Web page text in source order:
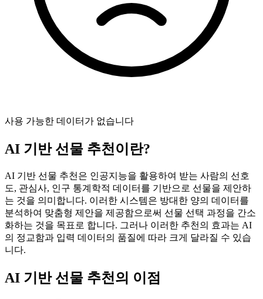
사용 가능한 데이터가 없습니다
AI 기반 선물 추천이란?
AI 기반 선물 추천은 인공지능을 활용하여 받는 사람의 선호
도, 관심사, 인구 통계학적 데이터를 기반으로 선물을 제안하
는 것을 의미합니다. 이러한 시스템은 방대한 양의 데이터를
분석하여 맞춤형 제안을 제공함으로써 선물 선택 과정을 간소
화하는 것을 목표로 합니다. 그러나 이러한 추천의 효과는 AI
의 정교함과 입력 데이터의 품질에 따라 크게 달라질 수 있습
니다.
AI 기반 선물 추천의 이점